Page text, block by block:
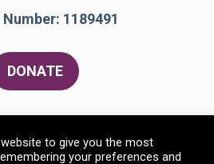
1189491
DONATE
to give you the most
your preferences and